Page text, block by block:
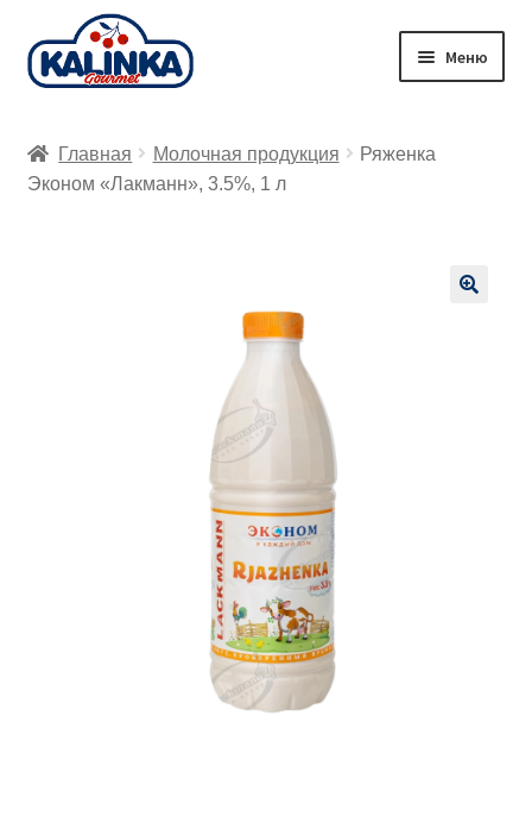
Перейти
к
Перейти
к
Меню
Заказ онлайн
Главная Молочная продукция
Ряженка
Эконом «Лакманн», 3.5%, 1 л